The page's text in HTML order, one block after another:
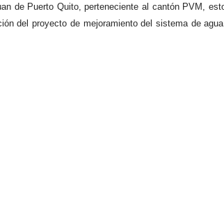
de Puerto Quito, perteneciente al cantón PVM,
del proyecto de mejoramiento del sistema de